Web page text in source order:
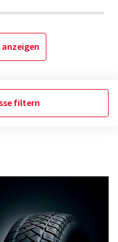
anzeigen
filtern